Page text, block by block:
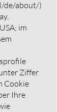
de/about/)
im
Ziffer
Cookie
Ihre